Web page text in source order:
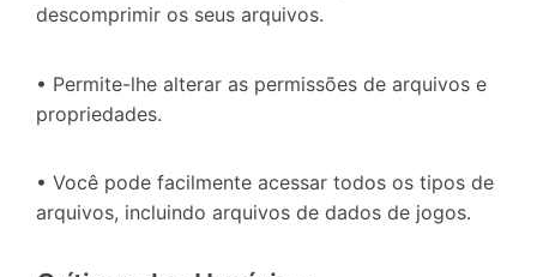
descomprimir os seus arquivos.
• Permite-lhe alterar as permissões de arquivos e
propriedades.
• Você pode facilmente acessar todos os tipos de
arquivos, incluindo arquivos de dados de jogos.